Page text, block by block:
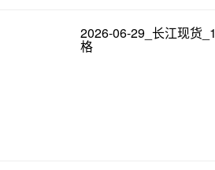
2026-06-29_长江现货
格